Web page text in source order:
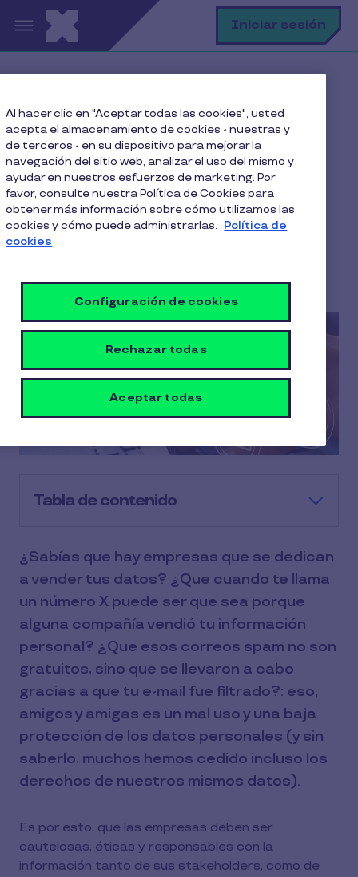
Pasar al contenido principal Iniciar sesión
Productividad Laboral
Cómo ser éticos con en el uso y protección de datos
Cómo ser éticos con en el
uso y protección de datos
6 Min de Lectura 27 Febrero 2025
Tabla de contenido
¿Sabías que hay empresas que se dedican
a vender tus datos? ¿Que cuando te llama
un número X puede ser que sea porque
alguna compañía vendió tu información
personal? ¿Que esos correos spam no son
gratuitos, sino que se llevaron a cabo
gracias a que tu e-mail fue filtrado?: eso,
amigos y amigas es un mal uso y una baja
protección de los datos personales (y sin
saberlo, muchos hemos cedido incluso los
derechos de nuestros mismos datos).
Es por esto, que las empresas deben ser
cautelosas, éticas y responsables con la
información tanto de sus stakeholders, como de
Al hacer clic en "Aceptar todas las cookies", usted
acepta el almacenamiento de cookies - nuestras y
de terceros - en su dispositivo para mejorar la
navegación del sitio web, analizar el uso del mismo y
ayudar en nuestros esfuerzos de marketing. Por
favor, consulte nuestra Política de Cookies para
obtener más información sobre cómo utilizamos las
cookies y cómo puede administrarlas. Política de
cookies
Configuración de cookies
Rechazar todas
Aceptar todas